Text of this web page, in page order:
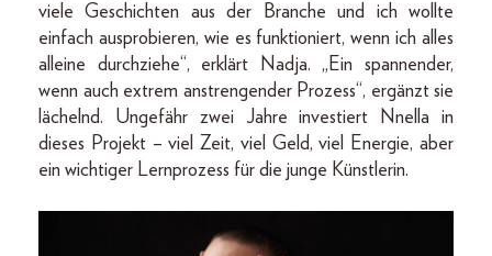
viele Geschichten aus der Branche und ich wollte
einfach ausprobieren, wie es funktioniert, wenn ich alles
alleine durchziehe“, erklärt Nadja. „Ein spannender,
wenn auch extrem anstrengender Prozess“, ergänzt sie
lächelnd. Ungefähr zwei Jahre investiert Nnella in
dieses Projekt – viel Zeit, viel Geld, viel Energie, aber
ein wichtiger Lernprozess für die junge Künstlerin.